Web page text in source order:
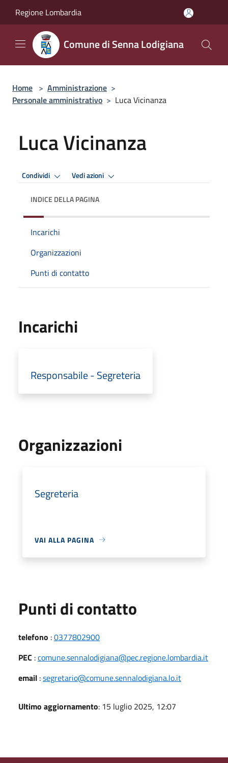
Regione Lombardia
Comune di Senna Lodigiana
Home > Amministrazione >
Personale amministrativo > Luca Vicinanza
Luca Vicinanza
Condividi Vedi azioni
INDICE DELLA PAGINA
Incarichi
Organizzazioni
Punti di contatto
Incarichi
Responsabile - Segreteria
Organizzazioni
Segreteria
VAI ALLA PAGINA
Punti di contatto
telefono :0377802900
PEC :comune.sennalodigiana@pec.regione.lombardia.it
email :segretario@comune.sennalodigiana.lo.it
Ultimo aggiornamento: 15 luglio 2025, 12:07